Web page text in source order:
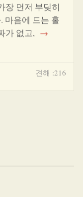
장 먼저 부딪히
마음에 드는 홀
가 없고, →
견해 :216